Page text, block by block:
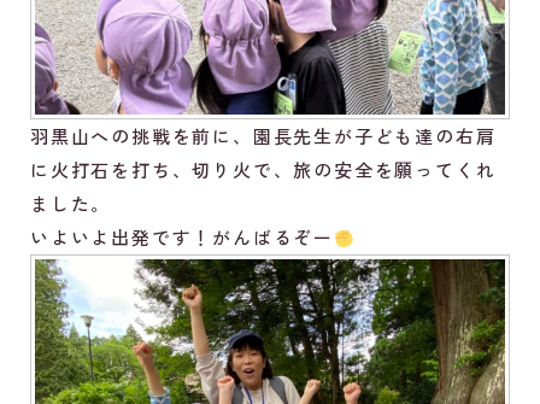
羽黒山への挑戦を前に、園長先生が子ども達の右肩
に火打石を打ち、切り火で、旅の安全を願ってくれ
ました。
いよいよ出発です！がんばるぞー